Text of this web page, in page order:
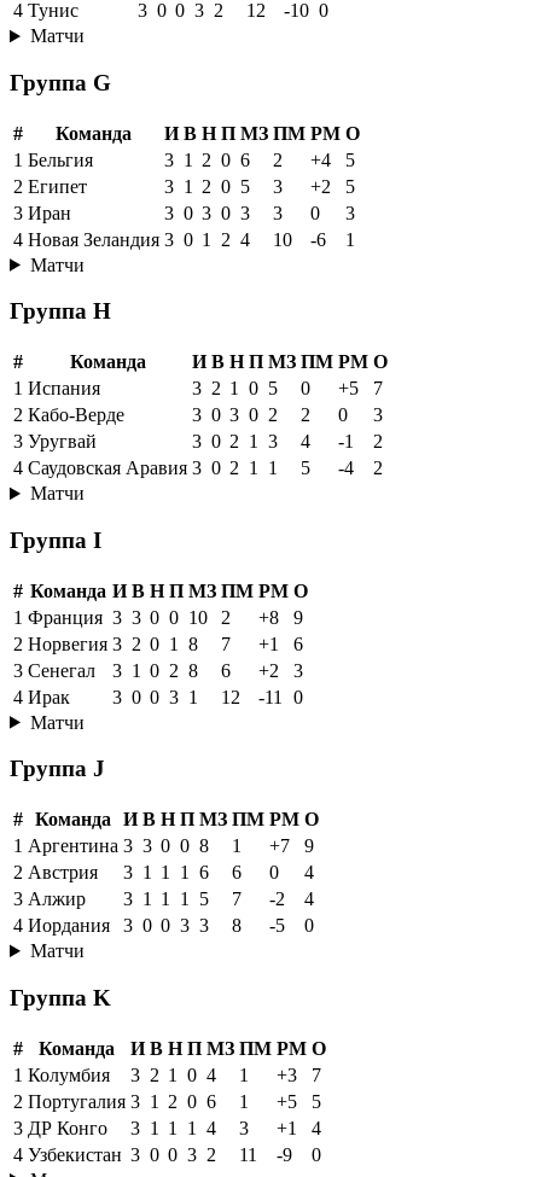
4 Тунис 3 0 0 3 2 12 -10 0
Матчи
Группа G
# Команда И В Н П МЗ ПМ РМ О
1 Бельгия 3 1 2 0 6 2 +4
5
2 Египет 3 1 2 0 5 3 +2
5
3 Иран 3 0 3 0 3 3 0
3
4 Новая Зеландия 3 0 1 2 4 10 -6
1
Матчи
Группа H
# Команда И В Н П МЗ ПМ РМ О
1 Испания 3 2 1 0 5 0 +5
7
2 Кабо-Верде 3 0 3 0 2 2 0
3
3 Уругвай 3 0 2 1 3 4 -1
2
4 Саудовская Аравия 3 0 2 1 1 5 -4
2
Матчи
Группа I
# Команда И В Н П МЗ ПМ РМ О
1 Франция 3 3 0 0 10 2 +8
9
2 Норвегия 3 2 0 1 8 7 +1
6
3 Сенегал 3 1 0 2 8 6 +2
3
4 Ирак 3 0 0 3 1 12 -11
0
Матчи
Группа J
# Команда И В Н П МЗ ПМ РМ О
1 Аргентина 3 3 0 0 8 1 +7
9
2 Австрия 3 1 1 1 6 6 0
4
3 Алжир 3 1 1 1 5 7 -2
4
4 Иордания 3 0 0 3 3 8 -5
0
Матчи
Группа K
# Команда И В Н П МЗ ПМ РМ О
1 Колумбия 3 2 1 0 4 1 +3
7
2 Португалия 3 1 2 0 6 1 +5
5
3 ДР Конго 3 1 1 1 4 3 +1
4
4 Узбекистан 3 0 0 3 2 11 -9
0